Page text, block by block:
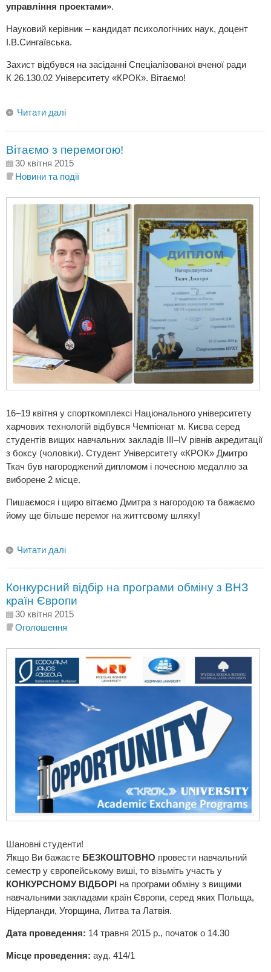
управління проектами».
Науковий керівник – кандидат психологічних наук, доцент
І.В.Сингаївська.
Захист відбувся на засіданні Спеціалізованої вченої ради
К 26.130.02 Університету «КРОК». Вітаємо!
Читати далі
Вітаємо з перемогою!
30 квітня 2015
Новини та події
16–19 квітня у спорткомплексі Національного університету
харчових технологій відбувся Чемпіонат м. Києва серед
студентів вищих навчальних закладів III–IV рівнів акредитації
з боксу (чоловіки). Студент Університету «КРОК» Дмитро
Ткач був нагороджений дипломом і почесною медаллю за
виборене 2 місце.
Пишаємося і щиро вітаємо Дмитра з нагородою та бажаємо
йому ще більше перемог на життєвому шляху!
Читати далі
Конкурсний відбір на програми обміну з ВНЗ
країн Європи
30 квітня 2015
Оголошення
Шановні студенти!
Якщо Ви бажаєте БЕЗКОШТОВНО провести навчальний
семестр у європейському виші, то візьміть участь у
КОНКУРСНОМУ ВІДБОРІ на програми обміну з вищими
навчальними закладами країн Європи, серед яких Польща,
Нідерланди, Угорщина, Литва та Латвія.
Дата проведення: 14 травня 2015 р., початок о 14.30
Місце проведення: ауд. 414/1